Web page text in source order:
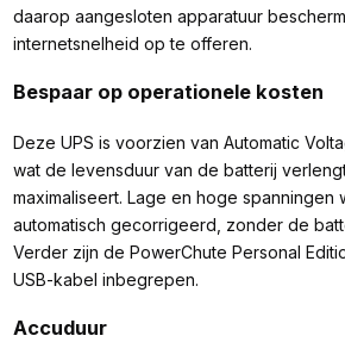
daarop aangesloten apparatuur
internetsnelheid op te offeren.
Bespaar op operationele kosten
Deze UPS is voorzien van Automatic
wat de levensduur van de batterij
maximaliseert. Lage en hoge spanningen
automatisch gecorrigeerd, zonder de
Verder zijn de PowerChute Personal
USB-kabel inbegrepen.
Accuduur